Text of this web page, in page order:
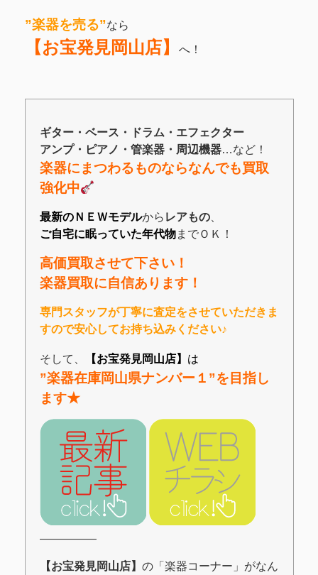
”楽器を売る”なら
【お宝発見岡山店】 へ！
ギター・ベース・ドラム・エフェクター
アンプ・ ピアノ ・管楽器・ 周辺機器…など！
楽器にまつわるものならなんでも買取
強化中
最新のＮＥＷモデルから レアもの、
ご自宅に眠っていた年代物までＯＫ！
高価買取させて下さい！
楽器買取に自信あります！
専門スタッフが丁寧に査定をさせていただきま
すので安心してお持ち込みください♪
そして、 【お宝発見岡山店】 は
”楽器在庫岡山県ナンバー１”を目指し
ます★
―――――
【お宝発見岡山店】 の「楽器コーナー」がなん